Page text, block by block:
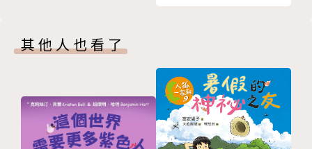
並收錄珍貴的文物照片，
沉浸在歷史長河中。
｜全新觀點與視野的世界史｜
其他人也看了